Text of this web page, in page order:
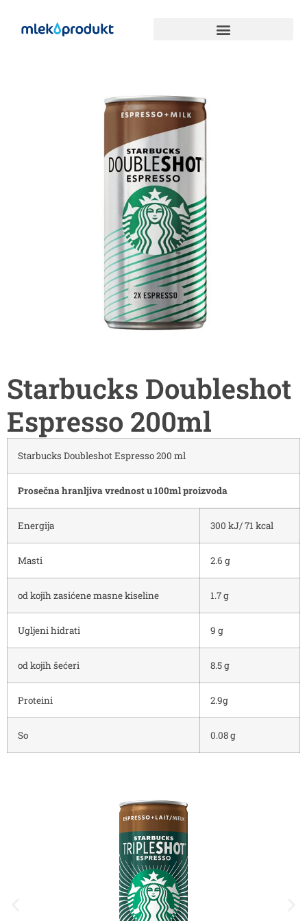
Starbucks Doubleshot
Espresso 200ml
Starbucks Doubleshot Espresso 200 ml
Prosečna hranljiva vrednost u 100ml proizvoda
Energija 300 kJ/ 71 kcal
Masti 2.6 g
od kojih zasićene masne kiseline 1.7 g
Ugljeni hidrati 9 g
od kojih šećeri 8.5 g
Proteini 2.9g
So 0.08 g